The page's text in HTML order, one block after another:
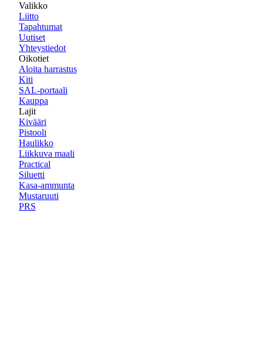
Valikko
Liitto
Tapahtumat
Uutiset
Yhteystiedot
Oikotiet
Aloita harrastus
Kiti
SAL-portaali
Kauppa
Lajit
Kivääri
Pistooli
Haulikko
Liikkuva maali
Practical
Siluetti
Kasa-ammunta
Mustaruuti
PRS